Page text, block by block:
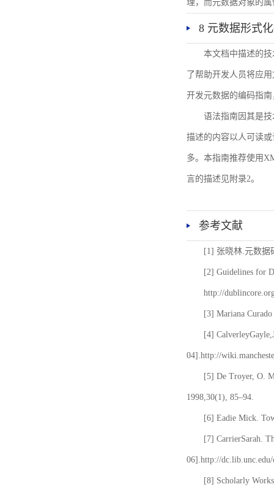
理，而元数据对象的
8 元数据形式
本文档中描述的
了帮助开发人员将应
开发元数据的编码指
语法指南因其是
描述的内容以人可读
多。本指南推荐使用
言的描述见附录2。
参考文献
[1] 张晓林.元数据
[2] Guidelines for
http://
[3] Mariana
[4]
04].http://
[5] De Troyer, O.
1998,30(1), 85–94.
[6] Eadie Mick.
[7] CarrierSarah.
06].http://
[8] Scholarly